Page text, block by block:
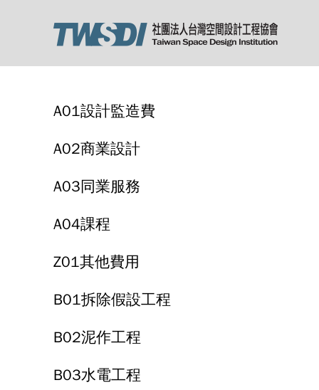
A01設計監造費
A02商業設計
A03同業服務
A04課程
Z01其他費用
B01拆除假設工程
B02泥作工程
B03水電工程